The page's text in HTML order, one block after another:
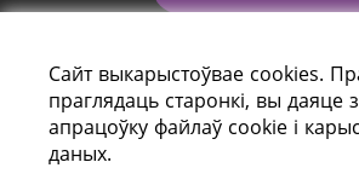
Сайт выкарыстоўвае cookies.
праглядаць старонкі, вы даяце
апрацоўку файлаў cookie і
даных.